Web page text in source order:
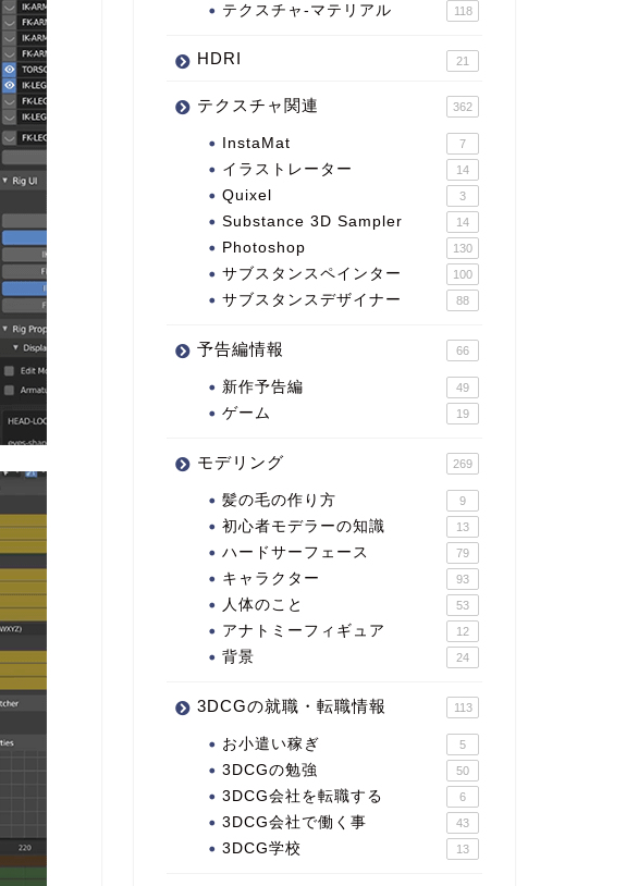
テクスチャ-マテリアル 118
HDRI 21
テクスチャ関連 362
InstaMat 7
イラストレーター 14
Quixel 3
Substance 3D Sampler 14
Photoshop 130
サブスタンスペインター 100
サブスタンスデザイナー 88
予告編情報 66
新作予告編 49
ゲーム 19
モデリング 269
髪の毛の作り方 9
初心者モデラーの知識 13
ハードサーフェース 79
キャラクター 93
人体のこと 53
アナトミーフィギュア 12
背景 24
3DCGの就職・転職情報 113
お小遣い稼ぎ 5
3DCGの勉強 50
3DCG会社を転職する 6
3DCG会社で働く事 43
3DCG学校 13